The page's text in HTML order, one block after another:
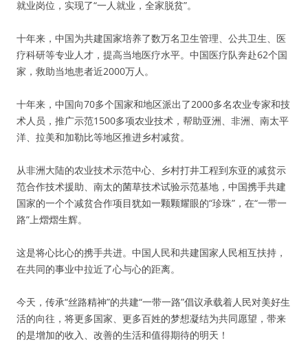
就业岗位，实现了“一人就业，全家脱贫”。
十年来，中国为共建国家培养了数万名卫生管理、公共卫生、医
疗科研等专业人才，提高当地医疗水平。中国医疗队奔赴62个国
家，救助当地患者近2000万人。
十年来，中国向70多个国家和地区派出了2000多名农业专家和技
术人员，推广示范1500多项农业技术，帮助亚洲、非洲、南太平
洋、拉美和加勒比等地区推进乡村减贫。
从非洲大陆的农业技术示范中心、乡村打井工程到东亚的减贫示
范合作技术援助、南太的菌草技术试验示范基地，中国携手共建
国家的一个个减贫合作项目犹如一颗颗耀眼的“珍珠”，在“一带一
路”上熠熠生辉。
这是将心比心的携手共进。中国人民和共建国家人民相互扶持，
在共同的事业中拉近了心与心的距离。
今天，传承“丝路精神”的共建“一带一路”倡议承载着人民对美好生
活的向往，将更多国家、更多百姓的梦想凝结为共同愿望，带来
的是增加的收入、改善的生活和值得期待的明天！